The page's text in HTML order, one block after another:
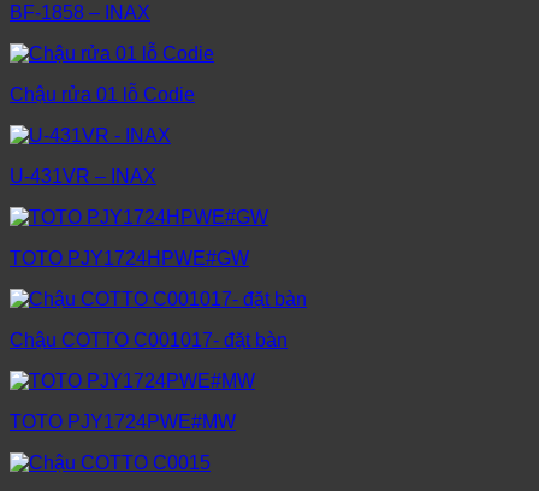
BF-1858 – INAX
Chậu rửa 01 lỗ Codie
U-431VR – INAX
TOTO PJY1724HPWE#GW
Chậu COTTO C001017- đặt bàn
TOTO PJY1724PWE#MW